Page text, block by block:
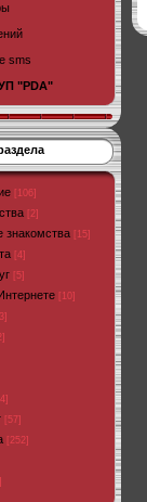
sms
"PDA"
[106]
[2]
знакомства [15]
[4]
[5]
[10]
[4]
[57]
[252]